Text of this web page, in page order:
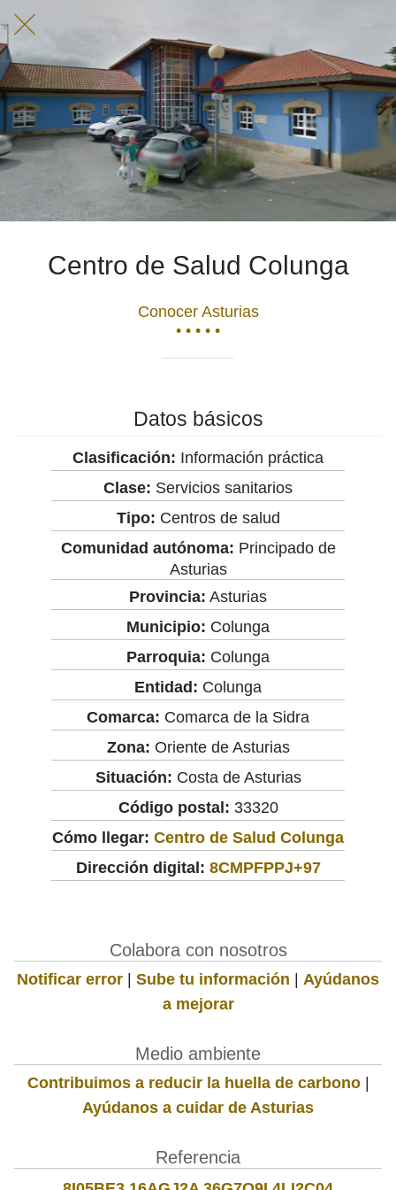
Centro de Salud Colunga
Conocer Asturias
• • • • •
Datos básicos
Clasificación: Información práctica
Clase: Servicios sanitarios
Tipo: Centros de salud
Comunidad autónoma: Principado de
Asturias
Provincia: Asturias
Municipio: Colunga
Parroquia: Colunga
Entidad: Colunga
Comarca: Comarca de la Sidra
Zona: Oriente de Asturias
Situación: Costa de Asturias
Código postal: 33320
Cómo llegar: Centro de Salud Colunga
Dirección digital: 8CMPFPPJ+97
Colabora con nosotros
Notificar error | Sube tu información | Ayúdanos
a mejorar
Medio ambiente
Contribuimos a reducir la huella de carbono|
Ayúdanos a cuidar de Asturias
Referencia